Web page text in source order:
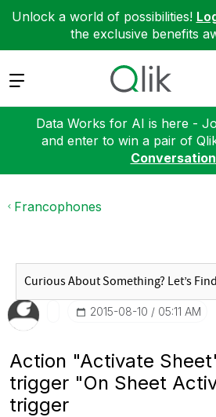
Unlock a world of possibilities!
the exclusive benefits
Expand
Data Works for AI is here -
and enter to win a pair of
Francophones
‎2015-08-10 05:11 AM
Action "Activate
trigger "On Sheet
trigger